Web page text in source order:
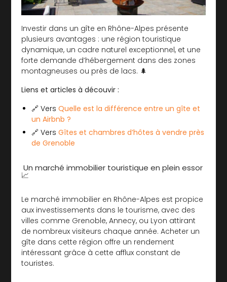
Investir dans un gîte en Rhône-Alpes présente
plusieurs avantages : une région touristique
dynamique, un cadre naturel exceptionnel, et une
forte demande d’hébergement dans des zones
montagneuses ou près de lacs. 🌲
Liens et articles à découvir :
🔗 VersQuelle est la différence entre un gîte et
un Airbnb ?
🔗 VersGîtes et chambres d’hôtes à vendre près
de Grenoble
Un marché immobilier touristique en plein essor
📈
Le marché immobilier en Rhône-Alpes est propice
aux investissements dans le tourisme, avec des
villes comme Grenoble, Annecy, ou Lyon attirant
de nombreux visiteurs chaque année. Acheter un
gîte dans cette région offre un rendement
intéressant grâce à cette afflux constant de
touristes.